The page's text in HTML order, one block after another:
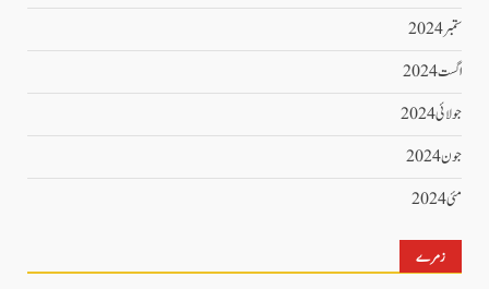
ستمبر 2024
اگست 2024
جولائی 2024
جون 2024
مئی 2024
زمرے